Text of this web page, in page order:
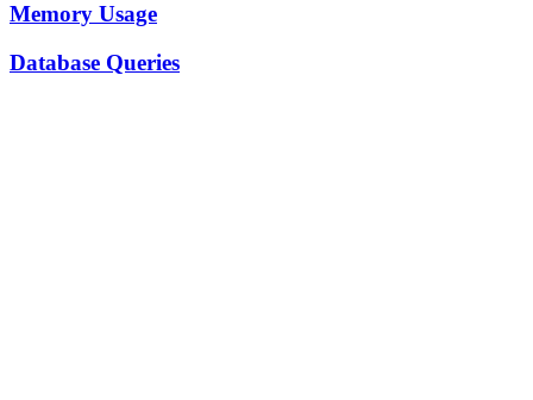
Memory Usage
Database Queries